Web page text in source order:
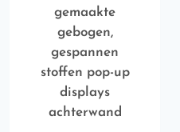
gemaakte
gebogen,
gespannen
stoffen pop-up
displays
achterwand